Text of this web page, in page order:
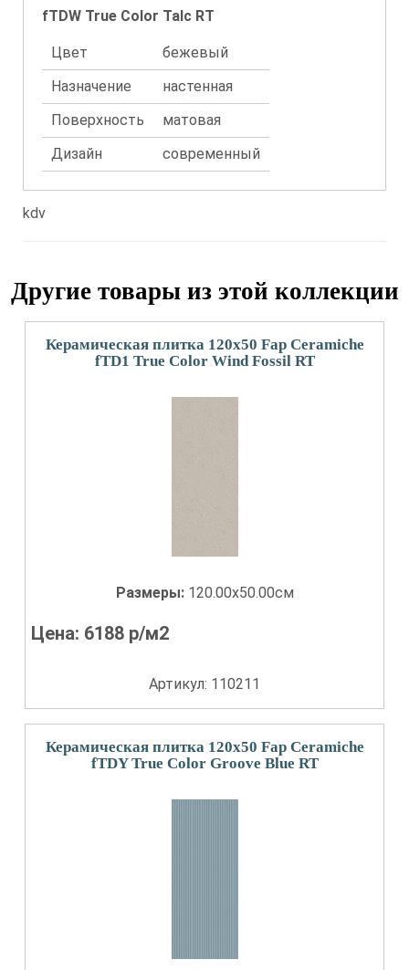
fTDW True Color Talc RT
Цвет
бежевый
Назначение
настенная
Поверхность
матовая
Дизайн
современный
kdv
Другие товары из этой коллекции
Керамическая плитка 120x50 Fap Ceramiche
fTD1 True Color Wind Fossil RT
Размеры: 120.00x50.00см
Цена: 6188 р/м2
Артикул: 110211
Керамическая плитка 120x50 Fap Ceramiche
fTDY True Color Groove Blue RT